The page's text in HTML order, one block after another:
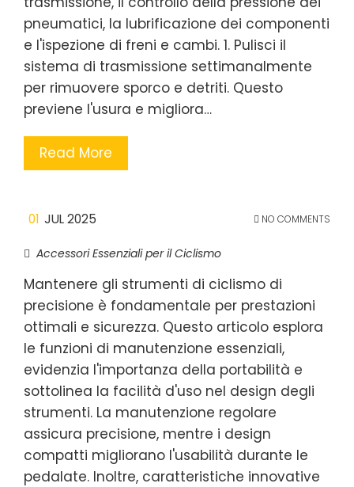
pneumatici, la lubrificazione dei componenti
e l'ispezione di freni e cambi. 1. Pulisci il
sistema di trasmissione settimanalmente
per rimuovere sporco e detriti. Questo
previene l'usura e migliora…
Read More
01 JUL 2025 NO COMMENTS
Accessori Essenziali per il Ciclismo
Mantenere gli strumenti di ciclismo di
precisione è fondamentale per prestazioni
ottimali e sicurezza. Questo articolo esplora
le funzioni di manutenzione essenziali,
evidenzia l'importanza della portabilità e
sottolinea la facilità d'uso nel design degli
strumenti. La manutenzione regolare
assicura precisione, mentre i design
compatti migliorano l'usabilità durante le
pedalate. Inoltre, caratteristiche innovative